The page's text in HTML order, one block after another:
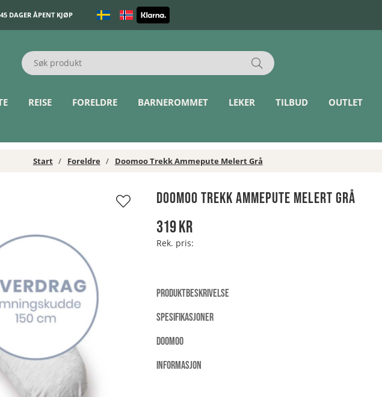
45 DAGER ÅPENT KJØP
REISE FORELDRE BARNEROMMET LEKER TILBUD OUTLET
Start Foreldre Doomoo Trekk Ammepute Melert Grå
Doomoo Trekk Ammepute Melert Grå
319kr
Rek. pris:
PRODUKTBESKRIVELSE
SPESIFIKASJONER
DOOMOO
INFORMASJON